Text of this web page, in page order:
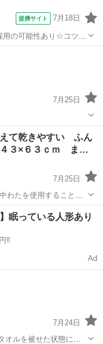
提携サイト 7月18日
用の可能性あり☆コツコ
》 詳細情
7月25日
て乾きやすい ふん
３×６３ｃｍ ま…
7月25日
わたを使用すること
わらかで、ふんわり包み
かつ乾きやすいので、
良品
眠っている人形あり
‼️
Ad
7月24日
ルを被せた状態にて